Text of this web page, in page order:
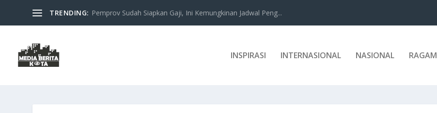
TRENDING: Pemprov Sudah Siapkan Gaji, Ini Kemungkinan Jadwal Peng...
INSPIRASI INTERNASIONAL NASIONAL RAGAM